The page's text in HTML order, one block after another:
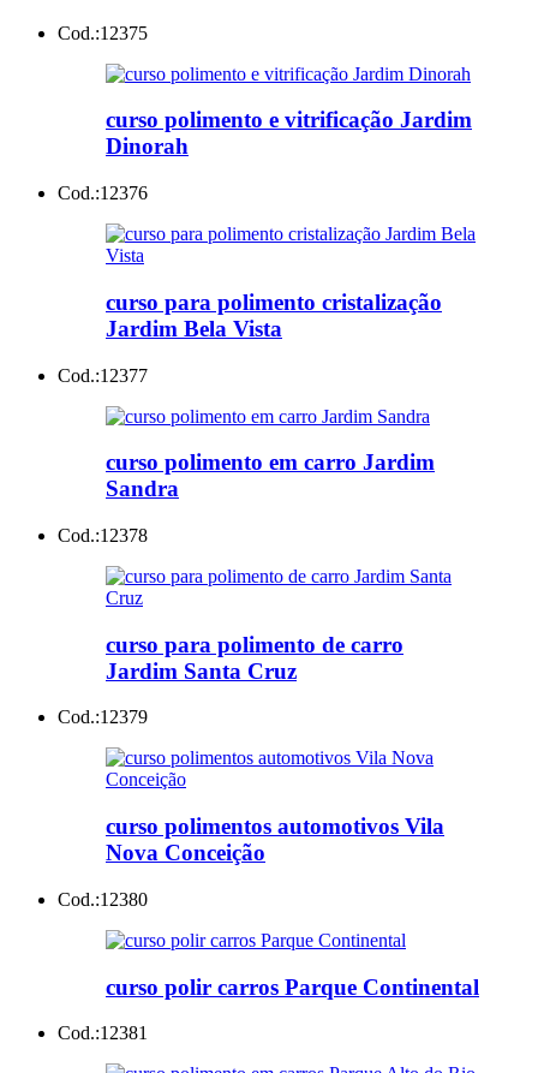
Cod.:12375
curso polimento e vitrificação Jardim
Dinorah
Cod.:12376
curso para polimento cristalização
Jardim Bela Vista
Cod.:12377
curso polimento em carro Jardim
Sandra
Cod.:12378
curso para polimento de carro
Jardim Santa Cruz
Cod.:12379
curso polimentos automotivos Vila
Nova Conceição
Cod.:12380
curso polir carros Parque Continental
Cod.:12381